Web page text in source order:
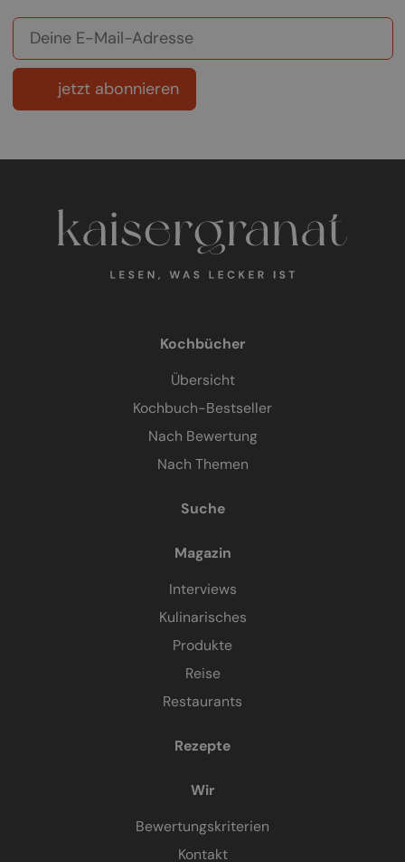
jetzt abonnieren
Kochbücher
Übersicht
Kochbuch-Bestseller
Nach Bewertung
Nach Themen
Suche
Magazin
Interviews
Kulinarisches
Produkte
Reise
Restaurants
Rezepte
Wir
Bewertungskriterien
Kontakt